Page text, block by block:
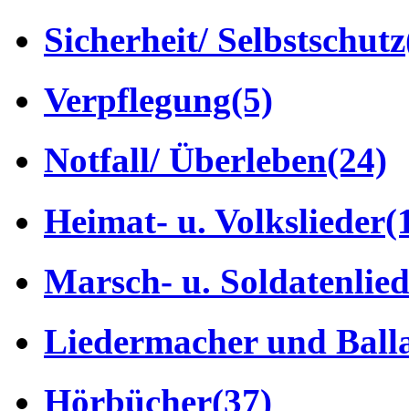
Sicherheit/ Selbstschutz
Verpflegung(5)
Notfall/ Überleben(24)
Heimat- u. Volkslieder
Marsch- u.
Liedermacher und
Hörbücher(37)